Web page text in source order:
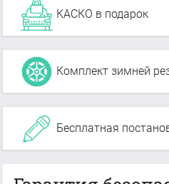
КАСКО в подарок
Комплект зимней
Бесплатная